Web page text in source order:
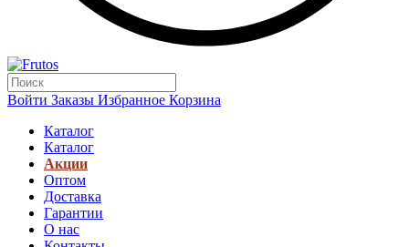
Войти Заказы Избранное Корзина
Каталог
Каталог
Акции
Оптом
Доставка
Гарантии
О нас